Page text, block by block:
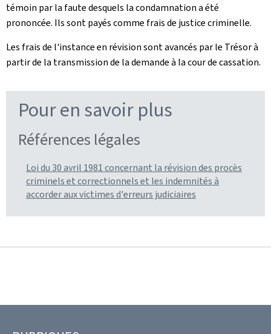
témoin par la faute desquels la condamnation a été
prononcée. Ils sont payés comme frais de justice criminelle.
Les frais de l'instance en révision sont avancés par le Trésor à
partir de la transmission de la demande à la cour de cassation.
Pour en savoir plus
Références légales
Loi du 30 avril 1981 concernant la révision des procès
criminels et correctionnels et les indemnités à
accorder aux victimes d'erreurs judiciaires